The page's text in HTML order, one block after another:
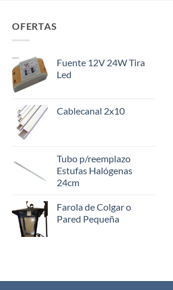
OFERTAS
Fuente 12V 24W Tira
Led
Cablecanal 2x10
Tubo p/reemplazo
Estufas Halógenas
24cm
Farola de Colgar o
Pared Pequeña